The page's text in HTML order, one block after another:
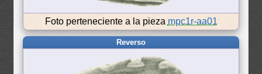
Foto perteneciente a la pieza mpc1r-aa01
Reverso